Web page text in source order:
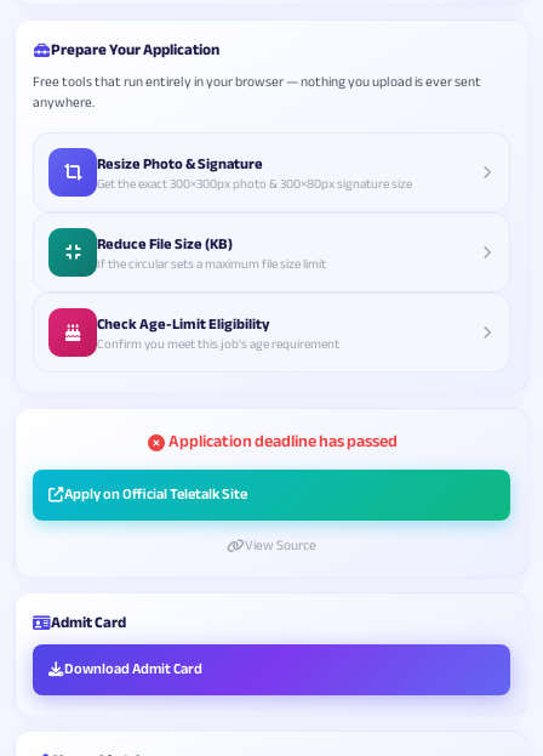
Prepare Your Application
Free tools that run entirely in your browser — nothing you upload is ever sent
anywhere.
Resize Photo & Signature
Get the exact 300×300px photo & 300×80px signature size
Reduce File Size (KB)
If the circular sets a maximum file size limit
Check Age-Limit Eligibility
Confirm you meet this job's age requirement
Application deadline has passed
Apply on Official Teletalk Site
View Source
Admit Card
Download Admit Card